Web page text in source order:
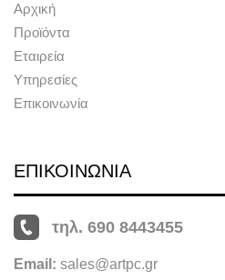
Αρχική
Προϊόντα
Εταιρεία
Υπηρεσίες
Επικοινωνία
ΕΠΙΚΟΙΝΩΝΙΑ
τηλ. 690 8443455
Email: sales@artpc.gr